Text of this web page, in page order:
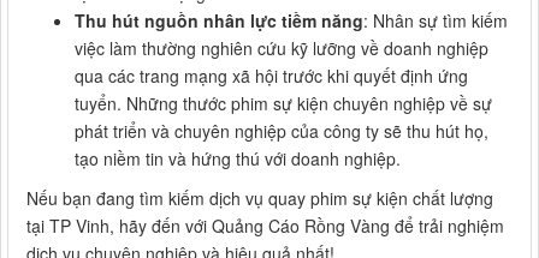
Thu hút nguồn nhân lực tiềm năng: Nhân sự tìm kiếm
việc làm thường nghiên cứu kỹ lưỡng về doanh nghiệp
qua các trang mạng xã hội trước khi quyết định ứng
tuyển. Những thước phim sự kiện chuyên nghiệp về sự
phát triển và chuyên nghiệp của công ty sẽ thu hút họ,
tạo niềm tin và hứng thú với doanh nghiệp.
Nếu bạn đang tìm kiếm dịch vụ quay phim sự kiện chất lượng
tại TP Vinh, hãy đến với Quảng Cáo Rồng Vàng để trải nghiệm